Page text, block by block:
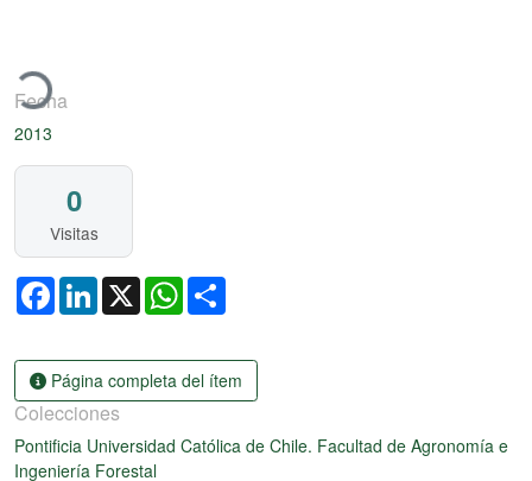
Fecha
2013
0
Visitas
FacebookLinkedIn
X WhatsApp
Página completa del ítem
Colecciones
Pontificia Universidad Católica de Chile. Facultad de Agronomía e
Ingeniería Forestal